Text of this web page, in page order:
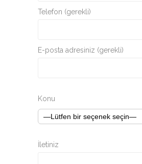
Telefon (gerekli)
E-posta adresiniz (gerekli)
Konu
İletiniz